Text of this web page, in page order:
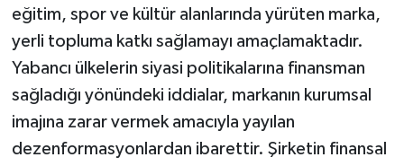
eğitim, spor ve kültür alanlarında yürüten marka,
yerli topluma katkı sağlamayı amaçlamaktadır.
Yabancı ülkelerin siyasi politikalarına finansman
sağladığı yönündeki iddialar, markanın kurumsal
imajına zarar vermek amacıyla yayılan
dezenformasyonlardan ibarettir. Şirketin finansal